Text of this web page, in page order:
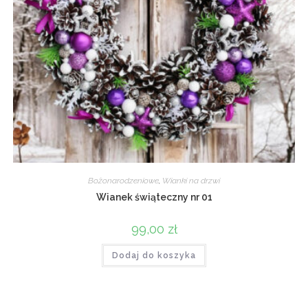
Bożonarodzeniowe Wianki na drzwi
Wianek świąteczny nr 01
99,00 zł
Dodaj do koszyka